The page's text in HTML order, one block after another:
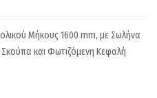
Μήκους 1600 mm, με Σωλήνα
Σκούπα και Φωτιζόμενη Κεφαλή